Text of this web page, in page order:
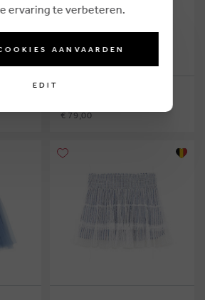
€ 79,00
ervaring te verbeteren.
AANVAARDEN
EDIT